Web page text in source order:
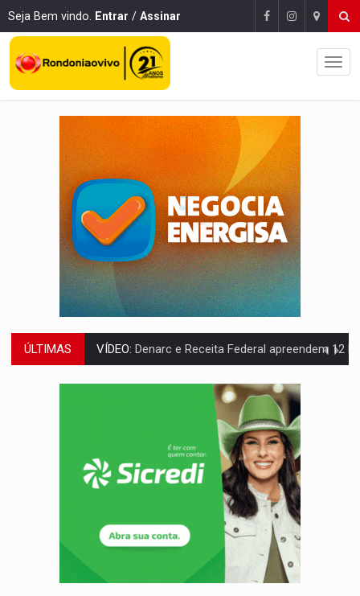
Seja Bem vindo. Entrar / Assinar
ÚLTIMAS OPERAÇÃO DA PC:Membros do CV são presos com armas e drogas após
ENTRADA GRATUITA:Espetáculo As Marias Somos Nós será
Três são presos após furto de motocicleta em frente
CELEBRAÇÃO:Cerejeiras completa 43 anos de emancipação com
SAÚDE:Anvisa desmente boato sobre presença de plástico ou
Pitbulls fogem de residência e atacam casal de idosos
AÇÃO CONJUNTA: Forças policiais apreendem cerca de 1kg de
PF ESTÁ APURANDO: Flávio Bolsonaro escolhe Alfredo Gaspar como vice, alvo de